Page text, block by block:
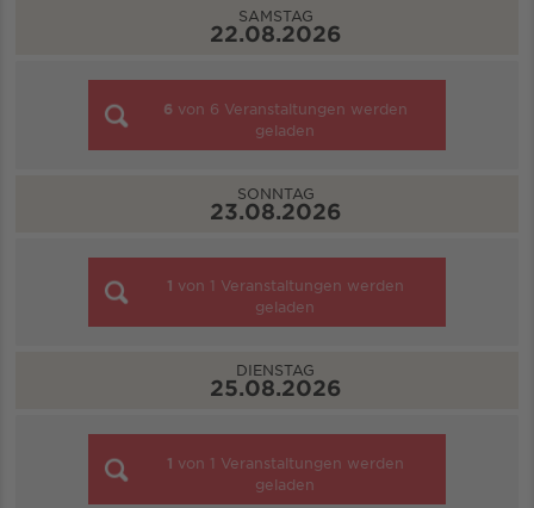
SAMSTAG
22.08.2026
6 von 6 Veranstaltungen werden
geladen
SONNTAG
23.08.2026
1 von 1 Veranstaltungen werden
geladen
DIENSTAG
25.08.2026
1 von 1 Veranstaltungen werden
geladen